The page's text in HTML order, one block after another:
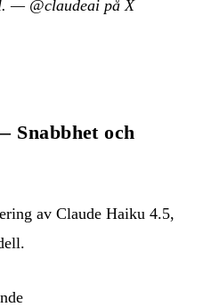
— @claudeai på X
Snabbhet och
av Claude Haiku 4.5,